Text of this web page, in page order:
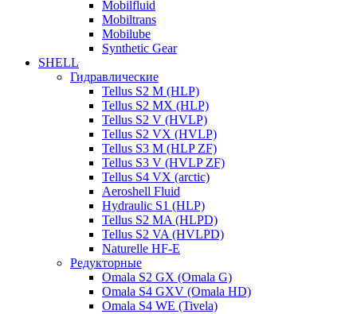
Mobilfluid
Mobiltrans
Mobilube
Synthetic Gear
SHELL
Гидравлические
Tellus S2 M (HLP)
Tellus S2 MХ (HLP)
Tellus S2 V (HVLP)
Tellus S2 VX (HVLP)
Tellus S3 M (HLP ZF)
Tellus S3 V (HVLP ZF)
Tellus S4 VX (arctic)
Aeroshell Fluid
Hydraulic S1 (HLP)
Tellus S2 MA (HLPD)
Tellus S2 VA (HVLPD)
Naturelle HF-E
Редукторные
Omala S2 GX (Omala G)
Omala S4 GXV (Omala HD)
Omala S4 WE (Tivela)